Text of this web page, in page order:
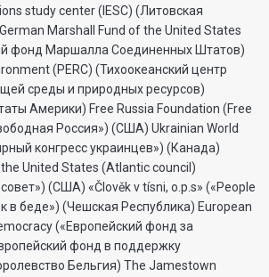
study center (IESC) (Литовская
Marshall Fund of the United States
фонд Маршалла Соединенных Штатов)
(PERC) (Тихоокеанский центр
среды и природных ресурсов)
Америки) Free Russia Foundation (Free
Россия») (США) Ukrainian World
конгресс украинцев») (Канада)
United States (Atlantic council)
(США) «Člověk v tísni, o.p.s» («People
в беде») (Чешская Республика) European
(«Европейский фонд за
фонд в поддержку
Бельгия) The Jamestown